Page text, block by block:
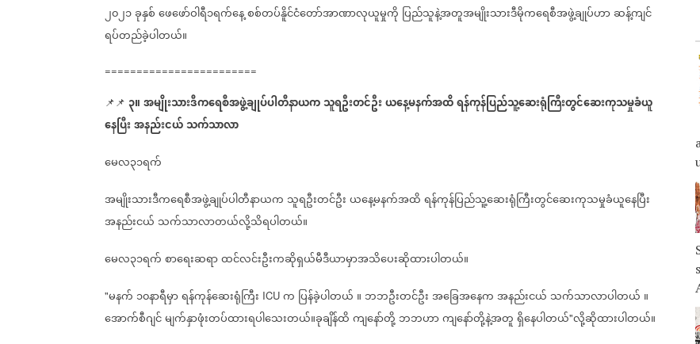
၂၀၂၁ခုနှစ်ဖေဖော်ဝါရီ၁ရက်နေ့စစ်တပ်နိူင်ငံတော်အာဏာလုယူမှုကို ပြည်သူနဲ့အတူအမျိုးသားဒီမိုကရေစီအဖွဲ့ချုပ်ဟာဆန့်ကျင်
ရပ်တည်ခဲ့ပါတယ်။
========================
📌📌 ၃။အမျိုးသားဒီကရေစီအဖွဲ့ချုပ်ပါတီနာယကသူရဦးတင်ဦးယနေ့မနက်အထိရန်ကုန်ပြည်သူ့ဆေးရုံကြီးတွင်ဆေးကုသမှုခံယူ
နေပြီးအနည်းငယ်သက်သာလာ
မေလ၃၁ရက်
အမျိုးသားဒီကရေစီအဖွဲ့ချုပ်ပါတီနာယက သူရဦးတင်ဦးယနေ့မနက်အထိရန်ကုန်ပြည်သူ့ဆေးရုံကြီးတွင်ဆေးကုသမှုခံယူနေပြီး
အနည်းငယ် သက်သာလာတယ်လို့သိရပါတယ်။
မေလ၃၁ရက်စာရေးဆရာထင်လင်းဦးကဆိုရှယ်မီဒီယာမှာအသိပေးဆိုထားပါတယ်။
"မနက် ၁၀နာရီမှာရန်ကုန်ဆေးရုံကြီး ICU က ပြန်ခဲ့ပါတယ် ။ ဘဘဦးတင်ဦးအခြေအနေကအနည်းငယ် သက်သာလာပါတယ် ။
အောက်စီဂျင်မျက်နှာဖုံးတပ်ထားရပါသေးတယ်။ခုချိန်ထိကျနော်တို့ဘဘဟာကျနော်တို့နဲ့အတူရှိနေပါတယ်"လို့ဆိုထားပါတယ်။